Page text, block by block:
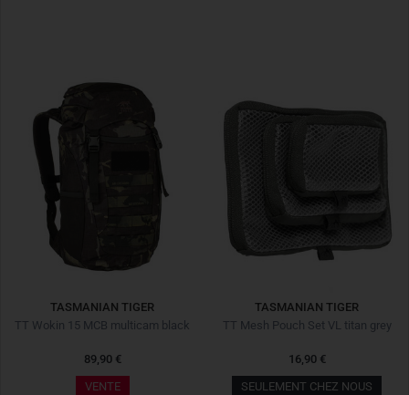
TASMANIAN TIGER
TT Wokin 15 MCB multicam black
89,90 €
VENTE
TASMANIAN TIGER
TT Mesh Pouch Set VL titan grey
16,90 €
SEULEMENT CHEZ NOUS